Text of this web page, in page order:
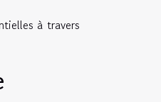
à travers